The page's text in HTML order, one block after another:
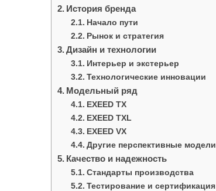
История бренда
Начало пути
Рынок и стратегия
Дизайн и технологии
Интерьер и экстерьер
Технологические инновации
Модельный ряд
EXEED TX
EXEED TXL
EXEED VX
Другие перспективные модели
Качество и надежность
Стандарты производства
Тестирование и сертификация